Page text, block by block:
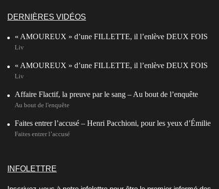
DERNIÈRES VIDÉOS
« AMOUREUX » d’une FILLETTE, il l’enlève DEUX FOIS
Liv
« AMOUREUX » d’une FILLETTE, il l’enlève DEUX FOIS
Liv
Affaire Flactif, la preuve par le sang – Au bout de l’enquête
Au bout de l'enquête
Faites entrer l’accusé – Henri Pacchioni, pour les yeux d’Émilie
Faites entrer l’accusé
INFOLETTRE